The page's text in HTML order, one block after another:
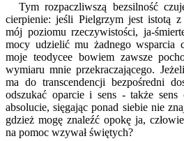
Tym rozpaczliwszą bezsilność
cierpienie: jeśli Pielgrzym jest istotą
mój poziomu rzeczywistości, ja-
mocy udzielić mu żadnego wsparcia
moje teodycee bowiem zawsze
wymiaru mnie przekraczającego.
ma do transcendencji bezpośredni
odszukać oparcie i sens - także
absolucie, sięgając ponad siebie nie
gdzież mogę znaleźć opokę ja,
na pomoc wzywał świętych?